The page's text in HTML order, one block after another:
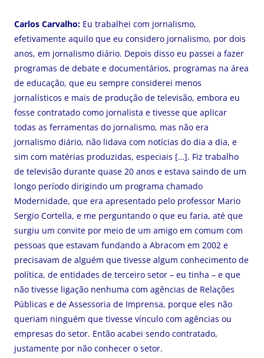
Carlos Carvalho: Eu trabalhei com jornalismo,
efetivamente aquilo que eu considero jornalismo, por dois
anos, em jornalismo diário. Depois disso eu passei a fazer
programas de debate e documentários, programas na área
de educação, que eu sempre considerei menos
jornalísticos e mais de produção de televisão, embora eu
fosse contratado como jornalista e tivesse que aplicar
todas as ferramentas do jornalismo, mas não era
jornalismo diário, não lidava com notícias do dia a dia, e
sim com matérias produzidas, especiais […]. Fiz trabalho
de televisão durante quase 20 anos e estava saindo de um
longo período dirigindo um programa chamado
Modernidade, que era apresentado pelo professor Mario
Sergio Cortella, e me perguntando o que eu faria, até que
surgiu um convite por meio de um amigo em comum com
pessoas que estavam fundando a Abracom em 2002 e
precisavam de alguém que tivesse algum conhecimento de
política, de entidades de terceiro setor – eu tinha – e que
não tivesse ligação nenhuma com agências de Relações
Públicas e de Assessoria de Imprensa, porque eles não
queriam ninguém que tivesse vínculo com agências ou
empresas do setor. Então acabei sendo contratado,
justamente por não conhecer o setor.